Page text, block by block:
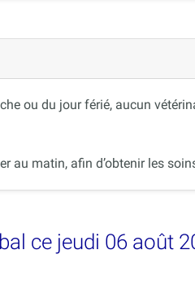
ou du jour férié, aucun
au matin, afin d’obtenir les
ce jeudi 06 août